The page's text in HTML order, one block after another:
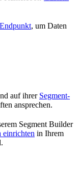
, um Daten
auf ihrer Segment-
ansprechen.
Segment Builder
einrichten in Ihrem